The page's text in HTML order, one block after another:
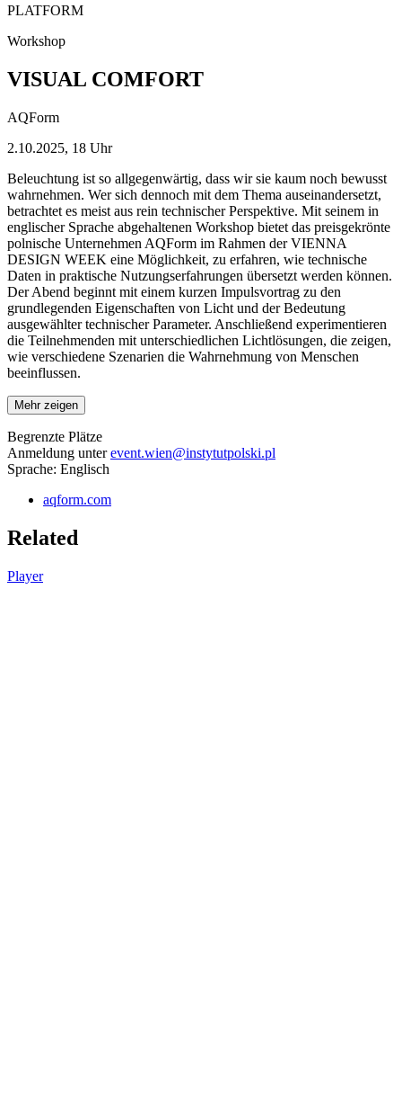
PLATFORM
Workshop
VISUAL COMFORT
AQForm
2.10.2025, 18 Uhr
Beleuchtung ist so allgegenwärtig, dass wir sie kaum noch bewusst
wahrnehmen. Wer sich dennoch mit dem Thema auseinandersetzt,
betrachtet es meist aus rein technischer Perspektive. Mit seinem in
englischer Sprache abgehaltenen Workshop bietet das preisgekrönte
polnische Unternehmen AQForm im Rahmen der VIENNA
DESIGN WEEK eine Möglichkeit, zu erfahren, wie technische
Daten in praktische Nutzungserfahrungen übersetzt werden können.
Der Abend beginnt mit einem kurzen Impulsvortrag zu den
grundlegenden Eigenschaften von Licht und der Bedeutung
ausgewählter technischer Parameter. Anschließend experimentieren
die Teilnehmenden mit unterschiedlichen Lichtlösungen, die zeigen,
wie verschiedene Szenarien die Wahrnehmung von Menschen
beeinflussen.
Mehr zeigen
Begrenzte Plätze
Anmeldung unterevent.wien@instytutpolski.pl
Sprache: Englisch
aqform.com
Related
Player